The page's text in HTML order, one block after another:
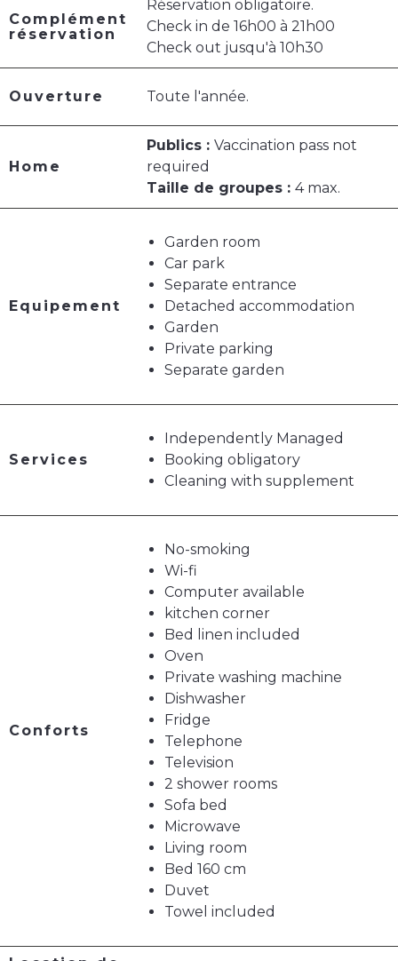
Complément
réservation
Réservation obligatoire.
Check in de 16h00 à 21h00
Check out jusqu'à 10h30
Ouverture Toute l'année.
Home
Publics : Vaccination pass not
required
Taille de groupes : 4 max.
Equipement
Garden room
Car park
Separate entrance
Detached accommodation
Garden
Private parking
Separate garden
Services
Independently Managed
Booking obligatory
Cleaning with supplement
Conforts
No-smoking
Wi-fi
Computer available
kitchen corner
Bed linen included
Oven
Private washing machine
Dishwasher
Fridge
Telephone
Television
2 shower rooms
Sofa bed
Microwave
Living room
Bed 160 cm
Duvet
Towel included